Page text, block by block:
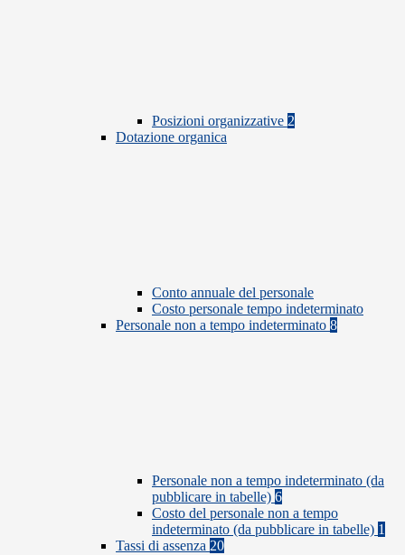
Posizioni organizzative 2
Dotazione organica
Conto annuale del personale
Costo personale tempo indeterminato
Personale non a tempo indeterminato 8
Personale non a tempo indeterminato (da
pubblicare in tabelle) 6
Costo del personale non a tempo
indeterminato (da pubblicare in tabelle) 1
Tassi di assenza 20